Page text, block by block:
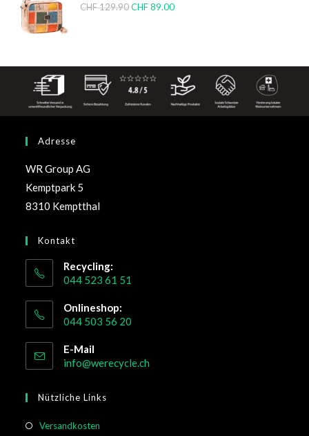
CHF129.90 CHF89.00
Adresse
WR Group AG
Kemptpark 5
8310 Kemptthal
Kontakt
Recycling:
044 523 61 51
Onlineshop:
044 503 56 20
E-Mail
info@werecycle.ch
Nützliche Links
Versandkosten